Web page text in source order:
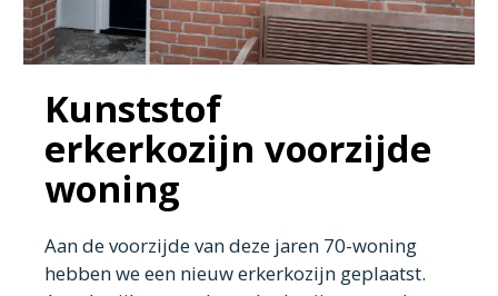
Kunststof
erkerkozijn voorzijde
woning
Aan de voorzijde van deze jaren 70-woning
hebben we een nieuw erkerkozijn geplaatst.